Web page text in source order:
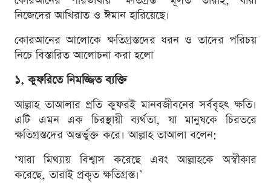
নিজেদের আখিরাত ও ঈমান হারিয়েছে।
কোরআনের আলোকে ক্ষতিগ্রস্তদের ধরন ও তাদের পরিচয়
নিচে বিস্তারিত আলোচনা করা হলো
১. কুফরিতে নিমজ্জিত ব্যক্তি
আল্লাহ তাআলার প্রতি কুফরই মানবজীবনের সর্ববৃহৎ ক্ষতি।
এটি এমন এক চিরস্থায়ী ব্যর্থতা, যা মানুষকে চিরতরে
ক্ষতিগ্রস্তদের অন্তর্ভুক্ত করে। আল্লাহ তাআলা বলেন:
‘যারা মিথ্যায় বিশ্বাস করেছে এবং আল্লাহকে অস্বীকার
করেছে, তারাই প্রকৃত ক্ষতিগ্রস্ত।’